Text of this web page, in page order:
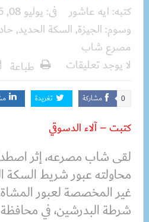
كتبه: ايه عاشور فى: يوليو 08, 2026
وسوم: الجيزة, السكة الحديد,
مصرع شاب
لا يوجد تعليقات
طباعة
مشاركة 0 تغريدة
كتبت – آلاء الدسوقي
لقى شاب مصرعه، إثر
محاولته عبور شريط السكة
غير المخصصة لعبور
شرطة البدرشين، في محافظة